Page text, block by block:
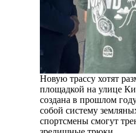
Новую трассу хотят
площадкой на улице
создана в прошлом
собой систему
спортсмены смогут